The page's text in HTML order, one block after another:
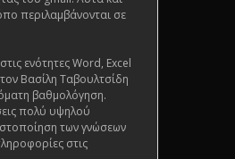
περιλαμβάνονται σε
ενότητες Word, Excel
Βασίλη Ταβουλτσίδη
βαθμολόγηση.
πολύ υψηλού
των γνώσεων
στις